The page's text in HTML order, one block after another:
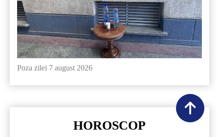
Poza zilei 7 august 2026
HOROSCOP